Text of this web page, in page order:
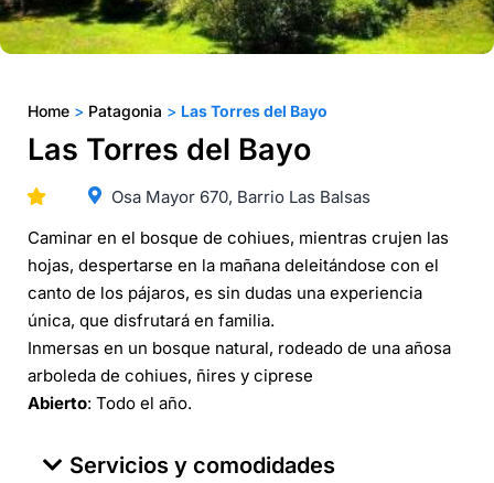
Home > Patagonia > Las Torres del Bayo
Las Torres del Bayo
Osa Mayor 670, Barrio Las Balsas
Caminar en el bosque de cohiues, mientras crujen las
hojas, despertarse en la mañana deleitándose con el
canto de los pájaros, es sin dudas una experiencia
única, que disfrutará en familia.
Inmersas en un bosque natural, rodeado de una añosa
arboleda de cohiues, ñires y ciprese
Abierto: Todo el año.
Servicios y comodidades